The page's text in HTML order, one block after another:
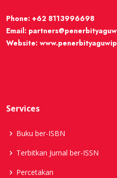
Phone: +62 8113996698
Email:
Website:
Services
Buku ber-ISBN
Terbitkan Jurnal ber-ISSN
Percetakan